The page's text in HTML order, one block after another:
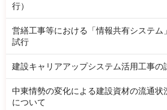
行）
営繕工事等における「情報共有システム
試行
建設キャリアアップシステム活用工事の
中東情勢の変化による建設資材の流通状
について